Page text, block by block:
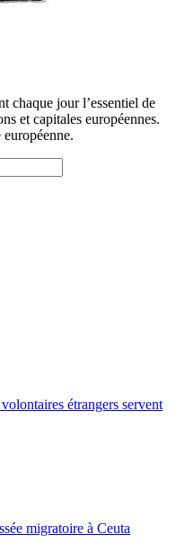
chaque jour l’essentiel de
et capitales européennes.
étrangers servent
migratoire à Ceuta